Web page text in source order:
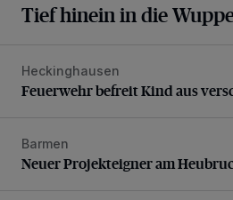
Tief hinein in die
Feuerwehr befreit Kind aus
Heckinghausen
Feuerwehr befreit Kind aus
Neuer Projekteigner am Heubruch
Barmen
Neuer Projekteigner am